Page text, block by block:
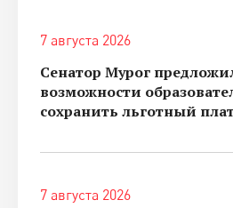
7 августа 2026
Сенатор Мурог
возможности
сохранить льготный
7 августа 2026